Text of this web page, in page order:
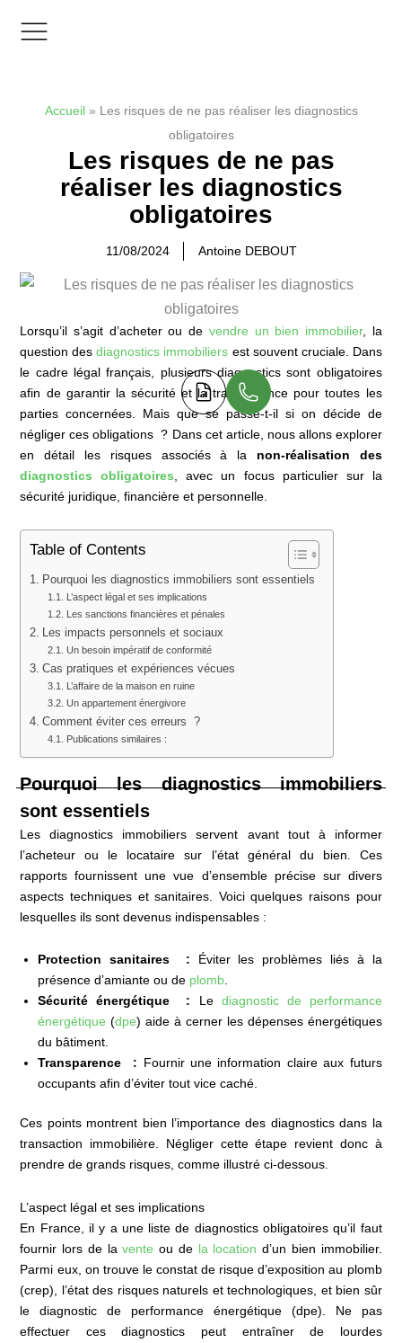
Accueil» Les risques de ne pas réaliser les diagnostics
obligatoires
Les risques de ne pas
réaliser les diagnostics
obligatoires
11/08/2024 Antoine DEBOUT
Lorsqu’il s’agit d’acheter ou de vendre un bien immobilier, la
question desdiagnostics immobiliers est souvent cruciale. Dans
le cadre légal français, plusieurs diagnostics sont obligatoires
afin de garantir la sécurité et la transparence pour toutes les
parties concernées. Mais que se passe-t-il si on décide de
négliger ces obligations ? Dans cet article, nous allons explorer
en détail les risques associés à la non-réalisation des
diagnostics obligatoires, avec un focus particulier sur la
sécurité juridique, financière et personnelle.
Table of Contents
Pourquoi les diagnostics immobiliers sont essentiels
L’aspect légal et ses implications
Les sanctions financières et pénales
Les impacts personnels et sociaux
Un besoin impératif de conformité
Cas pratiques et expériences vécues
L’affaire de la maison en ruine
Un appartement énergivore
Comment éviter ces erreurs ?
Publications similaires :
Pourquoi les diagnostics immobiliers
sont essentiels
Les diagnostics immobiliers servent avant tout à informer
l’acheteur ou le locataire sur l’état général du bien. Ces
rapports fournissent une vue d’ensemble précise sur divers
aspects techniques et sanitaires. Voici quelques raisons pour
lesquelles ils sont devenus indispensables :
Protection sanitaires : Éviter les problèmes liés à la
présence d’amiante ou de plomb.
Sécurité énergétique : Le diagnostic de performance
énergétique (dpe) aide à cerner les dépenses énergétiques
du bâtiment.
Transparence : Fournir une information claire aux futurs
occupants afin d’éviter tout vice caché.
Ces points montrent bien l’importance des diagnostics dans la
transaction immobilière. Négliger cette étape revient donc à
prendre de grands risques, comme illustré ci-dessous.
L’aspect légal et ses implications
En France, il y a une liste de diagnostics obligatoires qu’il faut
fournir lors de lavente ou de la location d’un bien immobilier.
Parmi eux, on trouve le constat de risque d’exposition au plomb
(crep), l’état des risques naturels et technologiques, et bien sûr
le diagnostic de performance énergétique (dpe). Ne pas
effectuer ces diagnostics peut entraîner de lourdes